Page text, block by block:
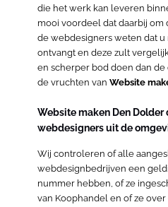
die het werk kan leveren
mooi voordeel dat daarbij om
de webdesigners weten dat
ontvangt en deze zult
en scherper bod doen dan
de vruchten van Website
Website maken Den Dolder
webdesigners uit de
Wij controleren of alle
webdesignbedrijven een
nummer hebben, of ze
van Koophandel en of ze